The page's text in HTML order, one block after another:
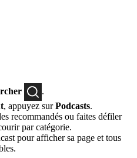
.
, appuyez surPodcasts.
recommandés ou faites défiler
par catégorie.
pour afficher sa page et tous